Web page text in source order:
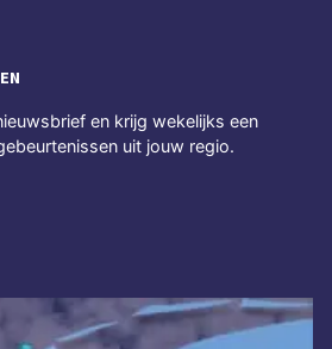
en krijg wekelijks een
uit jouw regio.